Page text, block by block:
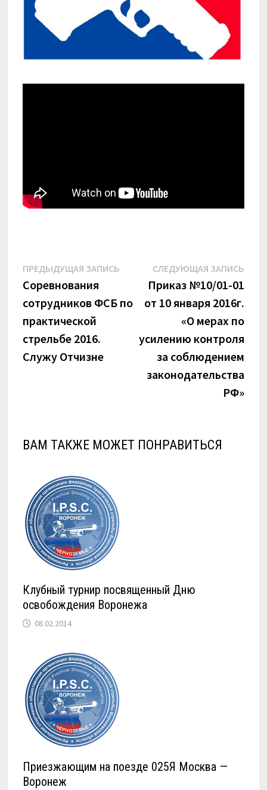
Навигация
по
записям
ПРЕДЫДУЩАЯ ЗАПИСЬПредыдущая
запись:
Соревнования
сотрудников ФСБ по
практической
стрельбе 2016.
Служу Отчизне
СЛЕДУЮЩАЯ ЗАПИСЬ
Приказ №10/01-01
от 10 января 2016г.
«О мерах по
усилению контроля
за соблюдением
законодательства
РФ»
ВАМ ТАКЖЕ МОЖЕТ ПОНРАВИТЬСЯ
Клубный турнир посвященный Дню
освобождения Воронежа
08.02.2014
Приезжающим на поезде 025Я Москва —
Воронеж